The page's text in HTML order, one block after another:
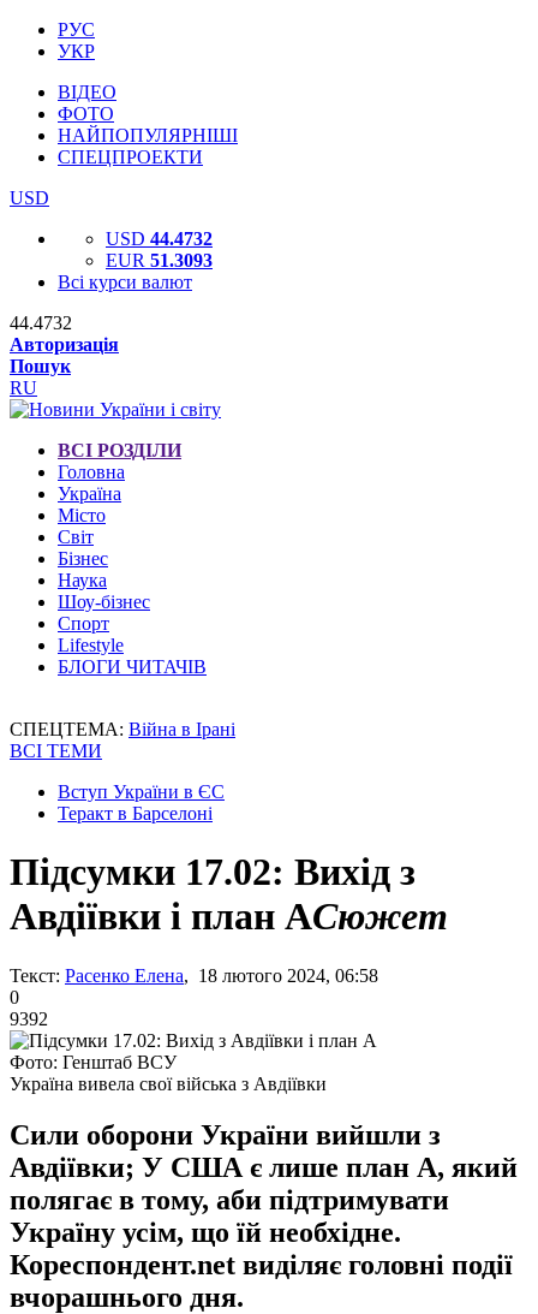
РУС
УКР
ВІДЕО
ФОТО
НАЙПОПУЛЯРНІШІ
СПЕЦПРОЕКТИ
USD
USD 44.4732
EUR 51.3093
Всі курси валют
44.4732
Авторизація
Пошук
RU
ВСІ РОЗДІЛИ
Головна
Україна
Місто
Світ
Бізнес
Наука
Шоу-бізнес
Спорт
Lifestyle
БЛОГИ ЧИТАЧІВ
СПЕЦТЕМА: Війна в Ірані
ВСІ ТЕМИ
Вступ України в ЄС
Теракт в Барселоні
Підсумки 17.02: Вихід з
Авдіївки і план АСюжет
Текст: Расенко Елена, 18 лютого 2024, 06:58
0
9392
Фото: Генштаб ВСУ
Україна вивела свої війська з Авдіївки
Сили оборони України вийшли з
Авдіївки; У США є лише план А, який
полягає в тому, аби підтримувати
Україну усім, що їй необхідне.
Кореспондент.net виділяє головні події
вчорашнього дня.